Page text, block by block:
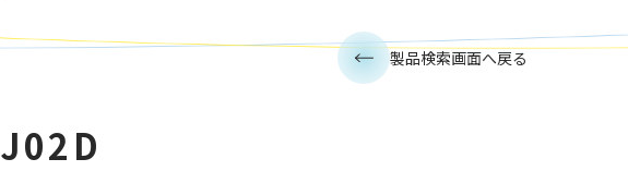
製品検索画面へ戻る